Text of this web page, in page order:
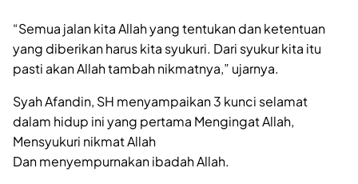
“Semua jalan kita Allah yang tentukan dan ketentuan
yang diberikan harus kita syukuri. Dari syukur kita itu
pasti akan Allah tambah nikmatnya,” ujarnya.
Syah Afandin, SH menyampaikan 3 kunci selamat
dalam hidup ini yang pertama Mengingat Allah,
Mensyukuri nikmat Allah
Dan menyempurnakan ibadah Allah.